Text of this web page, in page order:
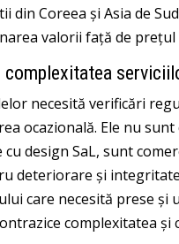
din Coreea și Asia de
valorii față de prețul
necesită verificări
ocazională. Ele nu
cu design SaL, sunt
deteriorare și
care necesită prese și
complexitatea și